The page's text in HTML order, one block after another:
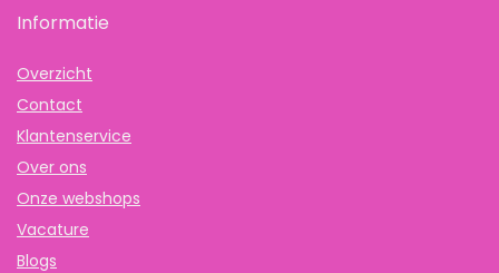
Informatie
Overzicht
Contact
Klantenservice
Over ons
Onze webshops
Vacature
Blogs